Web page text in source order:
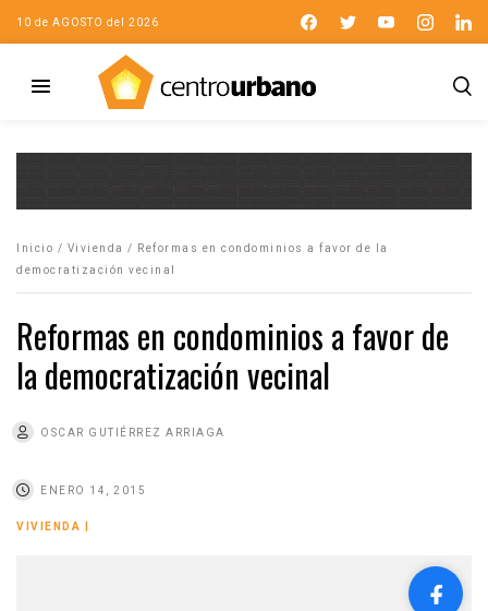
10 de AGOSTO del 2026
Inicio / Vivienda /
Reformas en condominios a favor de la
democratización vecinal
Reformas en condominios a favor de
la democratización vecinal
OSCAR GUTIÉRREZ ARRIAGA
ENERO 14, 2015
VIVIENDA